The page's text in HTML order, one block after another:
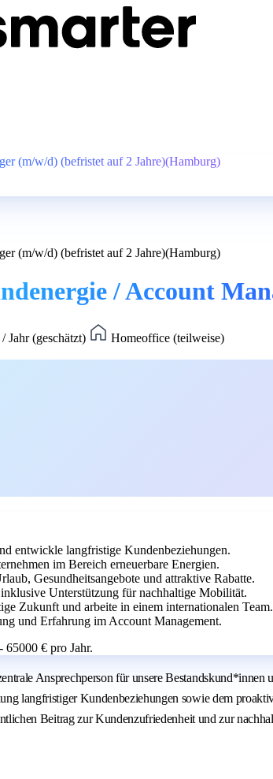
(m/w/d) (befristet auf 2 Jahre)(Hamburg)
(m/w/d) (befristet auf 2 Jahre)(Hamburg)
/ Account
Jahr (geschätzt)
Homeoffice (teilweise)
entwickle langfristige Kundenbeziehungen.
im Bereich erneuerbare Energien.
Gesundheitsangebote und attraktive Rabatte.
Unterstützung für nachhaltige Mobilität.
Zukunft und arbeite in einem internationalen Team.
und Erfahrung im Account Management.
65000 € pro Jahr.
Ansprechperson für unsere
langfristiger Kundenbeziehungen sowie dem
Beitrag zur Kundenzufriedenheit und zur